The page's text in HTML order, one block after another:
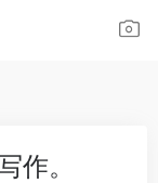
作。